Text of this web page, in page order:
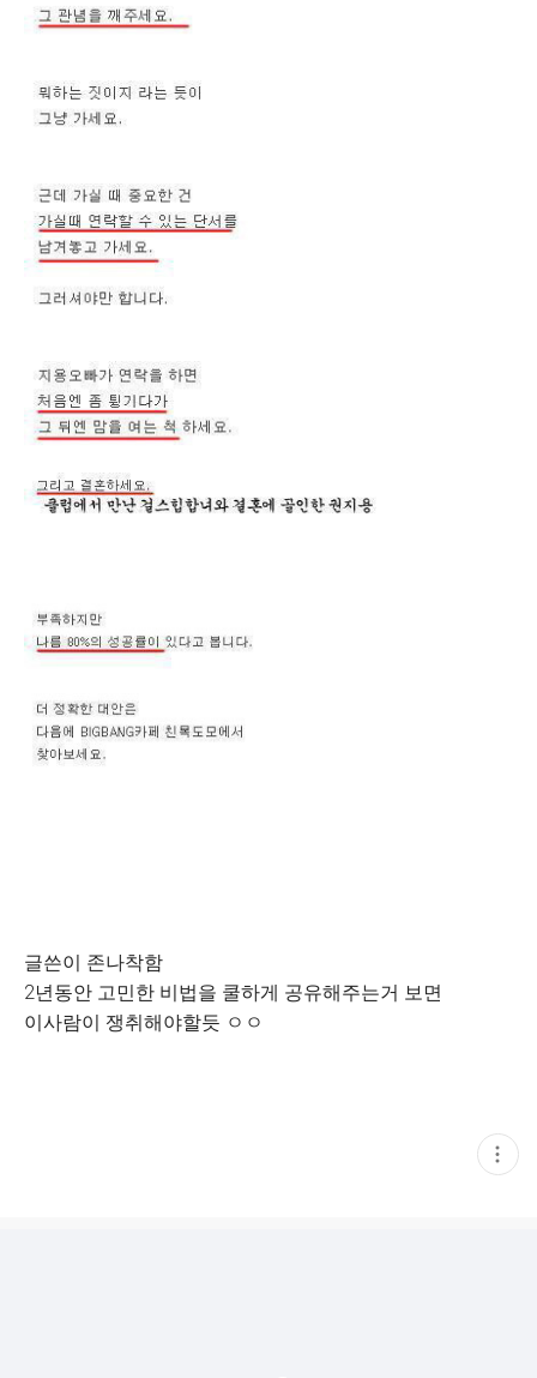
글쓴이 존나착함
2년동안 고민한 비법을 쿨하게 공유해주는거 보면
이사람이 쟁취해야할듯 ㅇㅇ
현
재